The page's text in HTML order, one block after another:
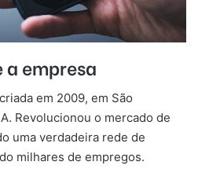
a empresa
em 2009, em São
Revolucionou o mercado de
uma verdadeira rede de
milhares de empregos.